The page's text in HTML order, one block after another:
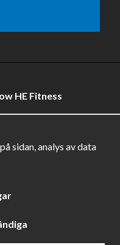
HE Fitness
news and training
sidan, analys av data